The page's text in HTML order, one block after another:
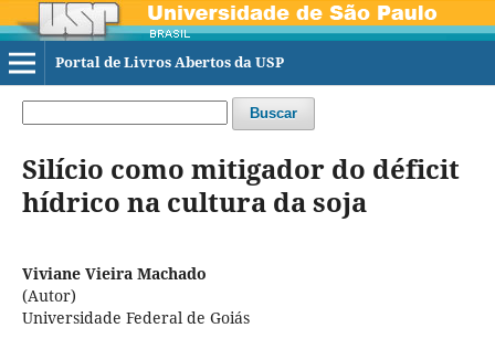
Portal de Livros Abertos da USP
Buscar
Silício como mitigador do déficit
hídrico na cultura da soja
Viviane Vieira Machado
(Autor)
Universidade Federal de Goiás